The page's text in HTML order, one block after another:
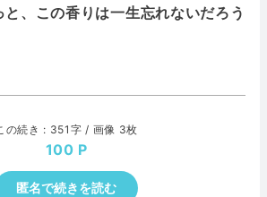
、この香りは一生忘れないだろう
の続き : 351字 / 画像 3枚
100
匿名で続きを読む